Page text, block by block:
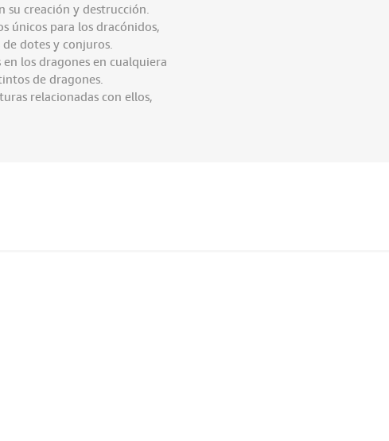
creación y destrucción.
únicos para los dracónidos,
dotes y conjuros.
los dragones en cualquiera
de dragones.
relacionadas con ellos,